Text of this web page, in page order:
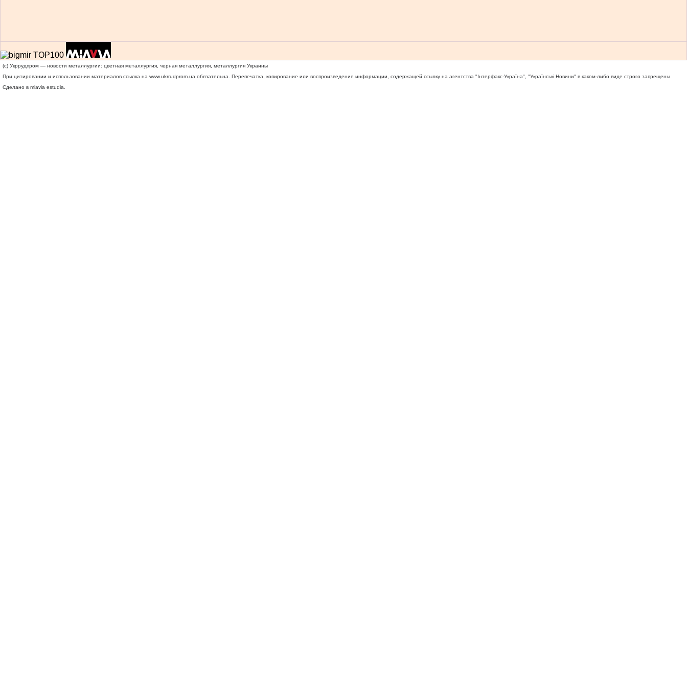
(c) Укррудпром — новости металлургии: цветная металлургия, черная металлургия, металлургия Украины
При цитировании и использовании материалов ссылка на www.ukrrudprom.ua обязательна. Перепечатка, копирование или воспроизведение информации, содержащей ссылку на агентства "Iнтерфакс-Україна", "Українськi Новини" в каком-либо виде строго запрещены
Сделано в miavia estudia.